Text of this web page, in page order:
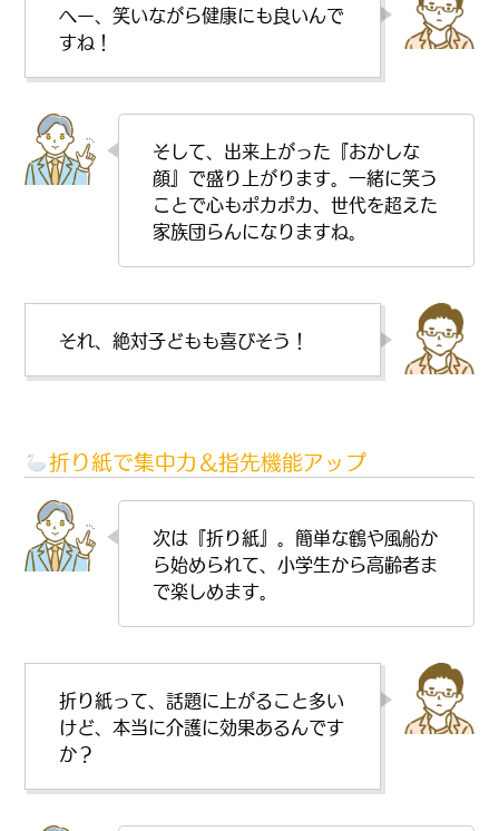
へー、笑いながら健康にも良いんで
すね！
そして、出来上がった『おかしな
顔』で盛り上がります。一緒に笑う
ことで心もポカポカ、世代を超えた
家族団らんになりますね。
それ、絶対子どもも喜びそう！
折り紙で集中力＆指先機能アップ
次は『折り紙』。簡単な鶴や風船か
ら始められて、小学生から高齢者ま
で楽しめます。
折り紙って、話題に上がること多い
けど、本当に介護に効果あるんです
か？